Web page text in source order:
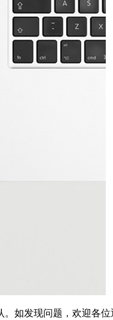
如发现问题，欢迎各